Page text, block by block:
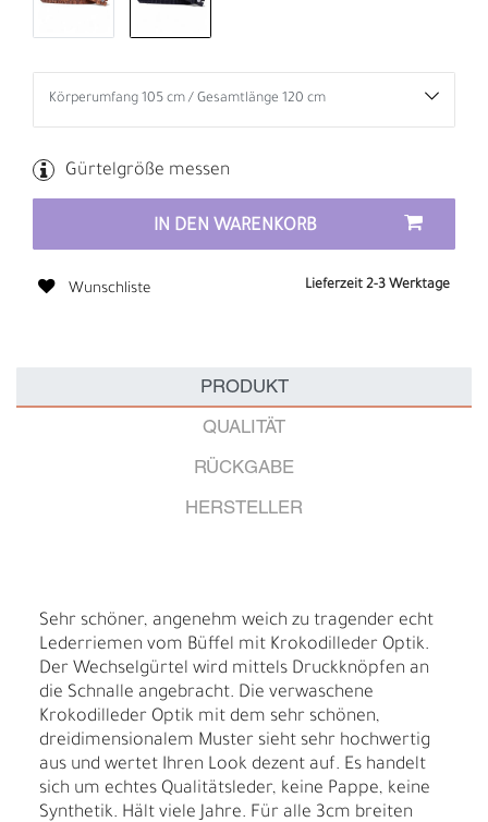
Gürtelgröße messen
IN DEN WARENKORB
Wunschliste Lieferzeit 2-3 Werktage
PRODUKT
QUALITÄT
RÜCKGABE
HERSTELLER
Sehr schöner, angenehm weich zu tragender echt
Lederriemen vom Büffel mit Krokodilleder Optik.
Der Wechselgürtel wird mittels Druckknöpfen an
die Schnalle angebracht. Die verwaschene
Krokodilleder Optik mit dem sehr schönen,
dreidimensionalem Muster sieht sehr hochwertig
aus und wertet Ihren Look dezent auf. Es handelt
sich um echtes Qualitätsleder, keine Pappe, keine
Synthetik. Hält viele Jahre. Für alle 3cm breiten